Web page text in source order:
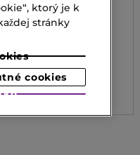
LET IT SNOW
set
€
ktorý je k
stránky
cookies